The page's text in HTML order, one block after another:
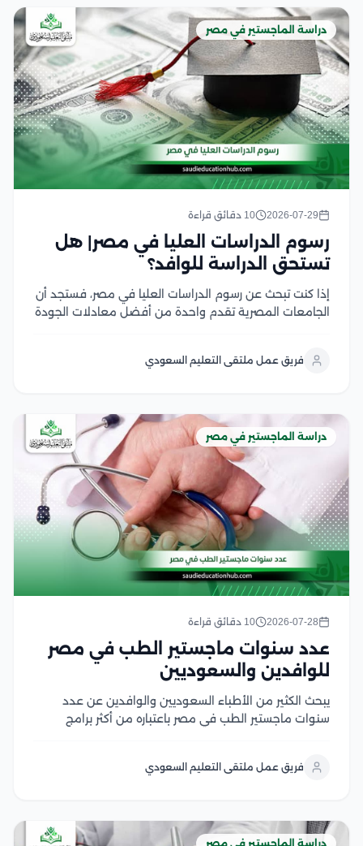
دراسة الماجستير في مصر
2026-07-29 10 دقائق قراءة
رسوم الدراسات العليا في مصر| هل
تستحق الدراسة للوافد؟
إذا كنت تبحث عن رسوم الدراسات العليا في مصر، فستجد أن
الجامعات المصرية تقدم واحدة من أفضل معادلات الجودة
والتخصص، والدرجة العلمية، مع وجود...
فريق عمل ملتقى التعليم السعودي
دراسة الماجستير في مصر
2026-07-28 10 دقائق قراءة
عدد سنوات ماجستير الطب في مصر
للوافدين والسعوديين
يبحث الكثير من الأطباء السعوديين والوافدين عن عدد
سنوات ماجستير الطب في مصر باعتباره من أكثر برامج
كما يهتم الأطباء بمعرفة مدة دراسة الماجستير في...
فريق عمل ملتقى التعليم السعودي
دراسة الماجستير في مصر